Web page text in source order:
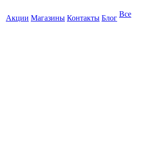
Акции Магазины Контакты Блог Все